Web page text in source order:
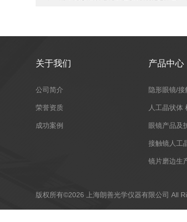
关于我们
公司简介
荣誉资质
成功案例
产品中心
隐形眼镜/
人工晶状体
眼镜产品及
接触镜人工
镜片磨边生
版权所有©2026 上海朗善光学仪器有限公司 All